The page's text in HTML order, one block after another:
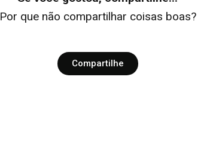
Por que não compartilhar coisas boas?
Compartilhe